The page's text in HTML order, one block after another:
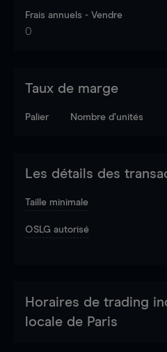
Frais annuels - Vendre
0
Taux de marge
Palier Nombre d’unités
Les détails des
Taille minimale
OSLG autorisé
Horaires de trading
locale de Paris